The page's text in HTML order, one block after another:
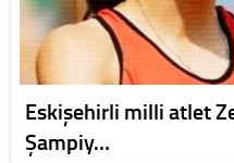
Eskişehirli milli atlet
Şampiy…